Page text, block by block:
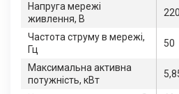
Напруга мережі
живлення, В
220
Частота струму в мережі,
Гц
50
Максимальна активна
потужність, кВт